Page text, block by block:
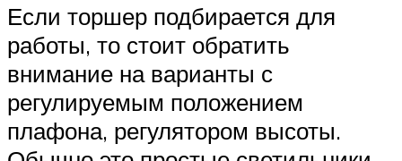
Если торшер подбирается для
работы, то стоит обратить
внимание на варианты с
регулируемым положением
плафона, регулятором высоты.